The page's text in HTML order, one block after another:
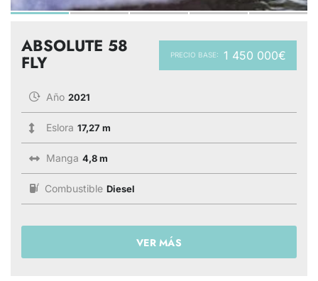
PRECIO BASE: 1 450 000€
ABSOLUTE 58
FLY
Año 2021
Eslora 17,27 m
Manga 4,8 m
Combustible Diesel
VER MÁS